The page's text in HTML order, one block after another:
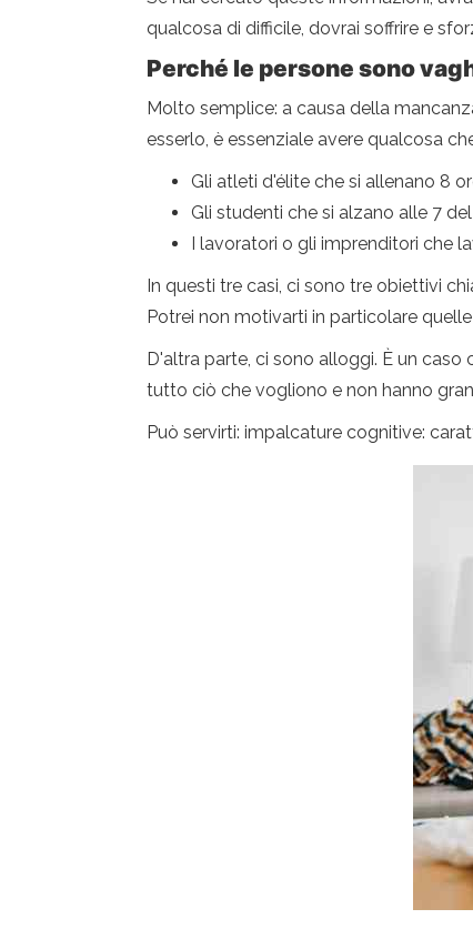
qualcosa di difficile, dovrai soffrire e
Perché le persone sono
Molto semplice: a causa della
esserlo, è essenziale avere qualcosa
Gli atleti d'élite che si allenano 8
Gli studenti che si alzano alle 7
I lavoratori o gli imprenditori che
In questi tre casi, ci sono tre obiettivi
Potrei non motivarti in particolare
D'altra parte, ci sono alloggi. È un caso
tutto ciò che vogliono e non hanno
Può servirti: impalcature cognitive: